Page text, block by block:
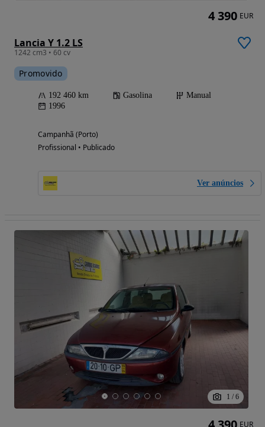
Lancia Y 1.2 LS
1242 cm3 • 60 cv
Promovido
192 460 km Gasolina
Manual
1996
Campanhã (Porto)
Profissional • Publicado
Ver anúncios
4 390 EUR
1 / 6
EUR